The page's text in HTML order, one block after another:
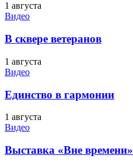
1 августа
Видео
В сквере ветеранов
1 августа
Видео
Единство в гармонии
1 августа
Видео
Выставка «Вне времени»